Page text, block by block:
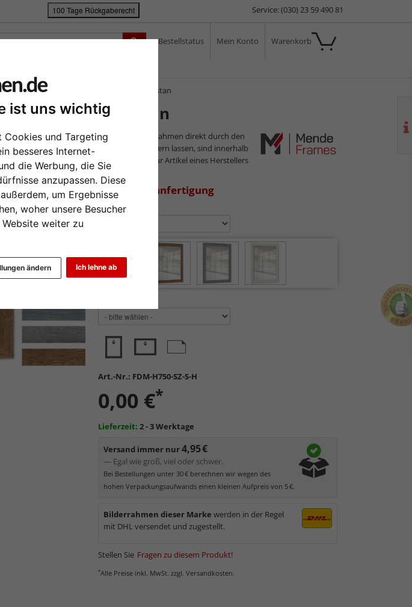
ist uns wichtig
Cookies und Targeting
besseres Internet-
die Werbung, die Sie
anzupassen. Diese
um Ergebnisse
woher unsere Besucher
weiter zu
Ich lehne ab
ändern
100 Tage Rückgaberecht Service: (030) 23 59 490 81
Bestellstatus Mein Konto Warenkorb
Wandspiegel Sonderzuschnitt Golestan
Golestan
Weiter
Da wir die Bilderrahmen direkt durch den
Hersteller ausliefern lassen, sind innerhalb
eines Auftrags nur Artikel eines Herstellers
möglich.
zur Maßanfertigung
Farbe wählen:
Art.-Nr.: FDM-H750-SZ-S-H
0,00 €*
Lieferzeit: 2 - 3 Werktage
Versand immer nur4,95 €
— Egal wie groß, viel oder schwer.
Bei Bestellungen unter 30 € berechnen wir wegen des
hohen Verpackungsaufwands einen kleinen Aufpreis von 5 €.
Bilderrahmen dieser Marke werden in der Regel
mit DHL versendet und zugestellt.
Stellen Sie Fragen zu diesem Produkt!
*Alle Preise inkl. MwSt. zzgl. Versandkosten.